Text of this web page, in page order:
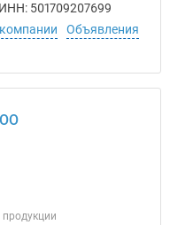
501709207699
Объявления